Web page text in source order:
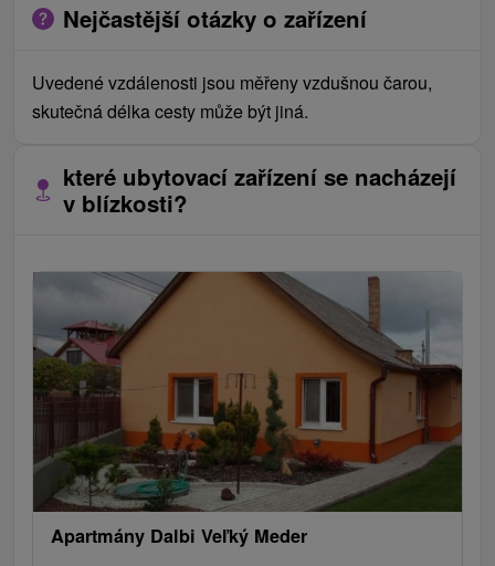
Nejčastější otázky o zařízení
Uvedené vzdálenosti jsou měřeny vzdušnou čarou,
skutečná délka cesty může být jiná.
které ubytovací zařízení se nacházejí
v blízkosti?
Apartmány Dalbi Veľký Meder